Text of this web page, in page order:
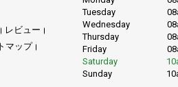
レビュー
マップ
Tuesday
Wednesday
Thursday
Friday
Saturday
Sunday